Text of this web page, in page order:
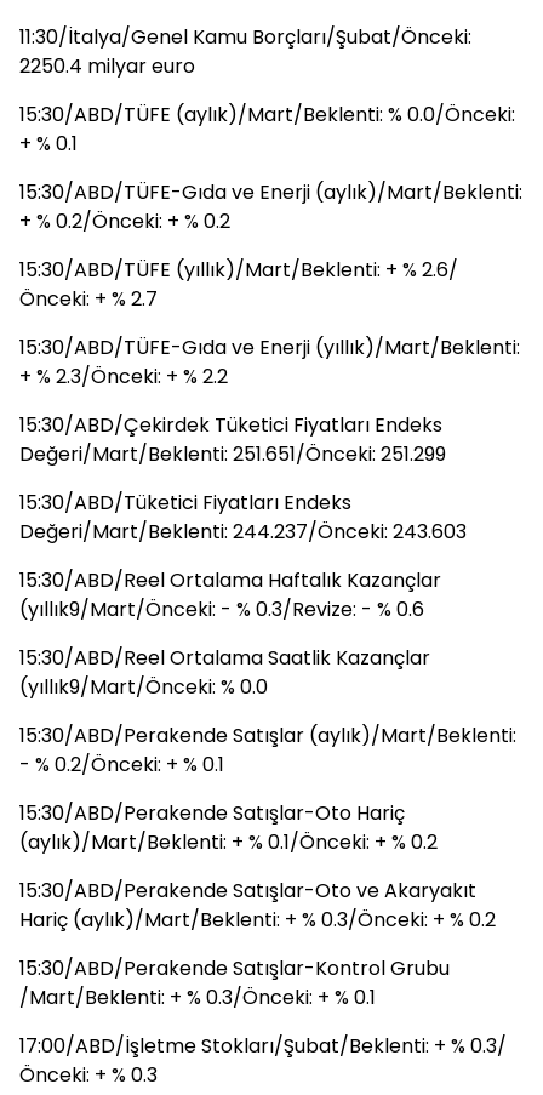
11:30/İtalya/Genel Kamu Borçları/Şubat/Önceki:
2250.4 milyar euro
15:30/ABD/TÜFE (aylık)/Mart/Beklenti: % 0.0/Önceki:
+ % 0.1
15:30/ABD/TÜFE-Gıda ve Enerji (aylık)/Mart/Beklenti:
+ % 0.2/Önceki: + % 0.2
15:30/ABD/TÜFE (yıllık)/Mart/Beklenti: + % 2.6/
Önceki: + % 2.7
15:30/ABD/TÜFE-Gıda ve Enerji (yıllık)/Mart/Beklenti:
+ % 2.3/Önceki: + % 2.2
15:30/ABD/Çekirdek Tüketici Fiyatları Endeks
Değeri/Mart/Beklenti: 251.651/Önceki: 251.299
15:30/ABD/Tüketici Fiyatları Endeks
Değeri/Mart/Beklenti: 244.237/Önceki: 243.603
15:30/ABD/Reel Ortalama Haftalık Kazançlar
(yıllık9/Mart/Önceki: - % 0.3/Revize: - % 0.6
15:30/ABD/Reel Ortalama Saatlik Kazançlar
(yıllık9/Mart/Önceki: % 0.0
15:30/ABD/Perakende Satışlar (aylık)/Mart/Beklenti:
- % 0.2/Önceki: + % 0.1
15:30/ABD/Perakende Satışlar-Oto Hariç
(aylık)/Mart/Beklenti: + % 0.1/Önceki: + % 0.2
15:30/ABD/Perakende Satışlar-Oto ve Akaryakıt
Hariç (aylık)/Mart/Beklenti: + % 0.3/Önceki: + % 0.2
15:30/ABD/Perakende Satışlar-Kontrol Grubu
/Mart/Beklenti: + % 0.3/Önceki: + % 0.1
17:00/ABD/İşletme Stokları/Şubat/Beklenti: + % 0.3/
Önceki: + % 0.3